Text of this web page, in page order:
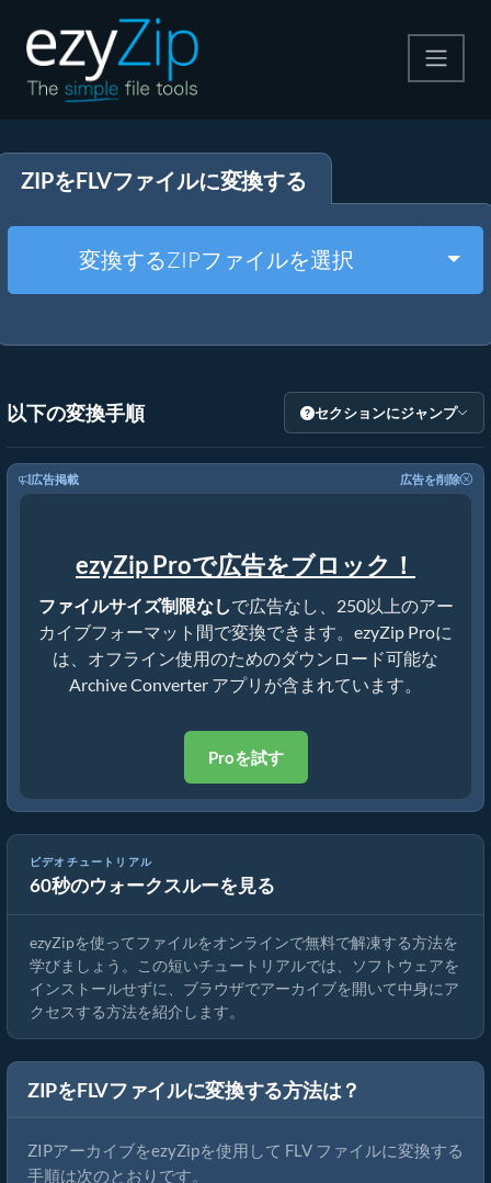
解凍する
その他のツール
ZIPをFLVファイルに変換する
変換するZIPファイルを選択
以下の変換手順 セクションにジャンプ
広告掲載 広告を削除
ezyZip Proで広告をブロック！
ファイルサイズ制限なしで広告なし、250以上のアー
カイブフォーマット間で変換できます。ezyZip Proに
は、オフライン使用のためのダウンロード可能な
Archive Converter アプリが含まれています。
Proを試す
ビデオチュートリアル
60秒のウォークスルーを見る
ezyZipでファイルをオンラインで解凍する方法（無料・インスト
ール不要）
ezyZipを使ってファイルをオンラインで無料で解凍する方法を
学びましょう。この短いチュートリアルでは、ソフトウェアを
インストールせずに、ブラウザでアーカイブを開いて中身にア
クセスする方法を紹介します。
ZIPをFLVファイルに変換する方法は？
ZIPアーカイブをezyZipを使用して FLV ファイルに変換する
手順は次のとおりです。